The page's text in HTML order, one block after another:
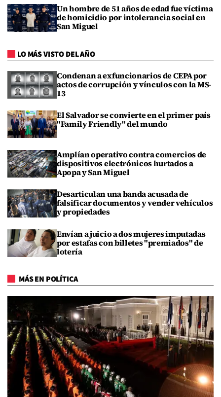
Un hombre de 51 años de edad fue víctima
de homicidio por intolerancia social en
San Miguel
LO MÁS VISTO DEL AÑO
Condenan a exfuncionarios de CEPA por
actos de corrupción y vínculos con la MS-
13
El Salvador se convierte en el primer país
"Family Friendly" del mundo
Amplían operativo contra comercios de
dispositivos electrónicos hurtados a
Apopa y San Miguel
Desarticulan una banda acusada de
falsificar documentos y vender vehículos
y propiedades
Envían a juicio a dos mujeres imputadas
por estafas con billetes "premiados" de
lotería
MÁS EN POLÍTICA